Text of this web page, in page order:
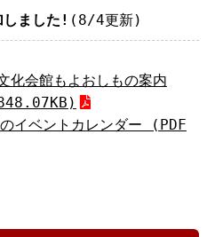
しました! (8/4更新)
化会館もよおしもの案内
のイベントカレンダー (PDF